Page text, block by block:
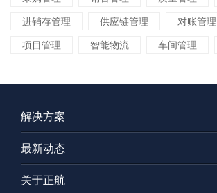
进销存管理 供应链管理 对账管理
项目管理 智能物流 车间管理
解决方案
最新动态
关于正航